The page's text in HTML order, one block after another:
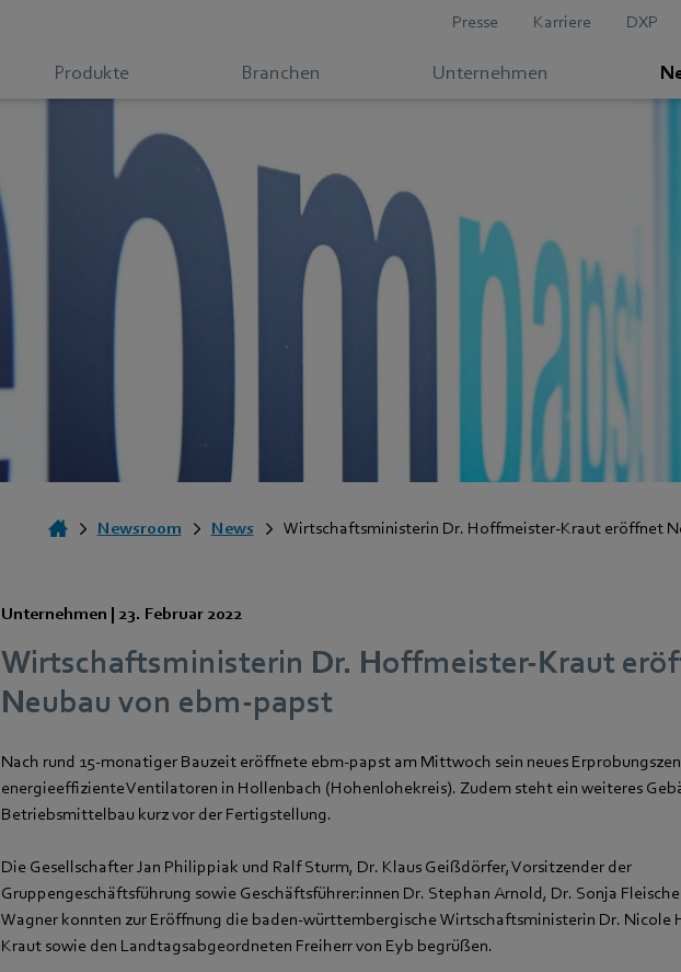
Presse Karriere DXP
Produkte Branchen Unternehmen
Newsroom News Wirtschaftsministerin Dr. Hoffmeister-Kraut eröffnet
Unternehmen | 23. Februar 2022
Wirtschaftsministerin Dr. Hoffmeister-Kraut
Neubau von ebm-papst
Nach rund 15-monatiger Bauzeit eröffnete ebm‑papst am Mittwoch sein neues
energieeffiziente Ventilatoren in Hollenbach (Hohenlohekreis). Zudem steht ein weiteres
Betriebsmittelbau kurz vor der Fertigstellung.
Die Gesellschafter Jan Philippiak und Ralf Sturm, Dr. Klaus Geißdörfer, Vorsitzender der
Gruppengeschäftsführung sowie Geschäftsführer:innen Dr. Stephan Arnold, Dr. Sonja
Wagner konnten zur Eröffnung die baden-württembergische Wirtschaftsministerin Dr. Nicole
Kraut sowie den Landtagsabgeordneten Freiherr von Eyb begrüßen.